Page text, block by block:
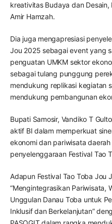
kreativitas Budaya dan Desain,
Amir Hamzah.
Dia juga mengapresiasi
Jou 2025 sebagai event yang
penguatan UMKM sektor
sebagai tulang punggung
mendukung replikasi kegiatan
mendukung pembangunan
Bupati Samosir, Vandiko T
aktif BI dalam memperkuat
ekonomi dan pariwisata
penyelenggaraan Festival Tao
Adapun Festival Tao Toba Jou
“Mengintegrasikan Pariwisata,
Unggulan Danau Toba untuk
Inklusif dan Berkelanjutan”